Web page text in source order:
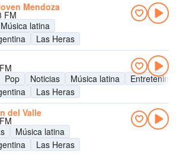
Mendoza
FM
Música latina
Las Heras
Pop Noticias Música latina
Las Heras
del Valle
Música latina
Las Heras